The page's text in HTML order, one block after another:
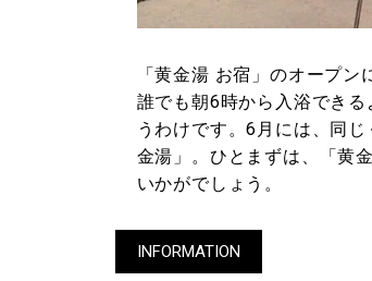
「黄金湯 お宿」のオープ
誰でも朝6時から入浴でき
うわけです。6月には、同
金湯」。ひとまずは、「黄
いかがでしょう。
INFORMATION